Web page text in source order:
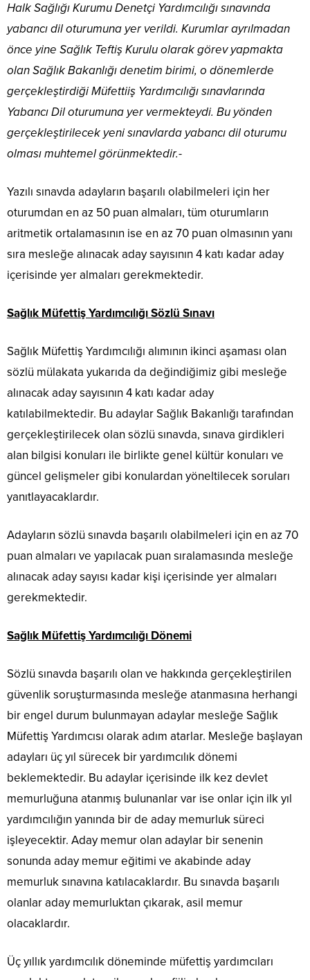
Halk Sağlığı Kurumu Denetçi Yardımcılığı sınavında
yabancı dil oturumuna yer verildi. Kurumlar ayrılmadan
önce yine Sağlık Teftiş Kurulu olarak görev yapmakta
olan Sağlık Bakanlığı denetim birimi, o dönemlerde
gerçekleştirdiği Müfettiiş Yardımcılığı sınavlarında
Yabancı Dil oturumuna yer vermekteydi. Bu yönden
gerçekleştirilecek yeni sınavlarda yabancı dil oturumu
olması muhtemel görünmektedir.-
Yazılı sınavda adayların başarılı olabilmeleri için her
oturumdan en az 50 puan almaları, tüm oturumların
aritmetik ortalamasının ise en az 70 puan olmasının yanı
sıra mesleğe alınacak aday sayısının 4 katı kadar aday
içerisinde yer almaları gerekmektedir.
Sağlık Müfettiş Yardımcılığı Sözlü Sınavı
Sağlık Müfettiş Yardımcılığı alımının ikinci aşaması olan
sözlü mülakata yukarıda da değindiğimiz gibi mesleğe
alınacak aday sayısının 4 katı kadar aday
katılabilmektedir. Bu adaylar Sağlık Bakanlığı tarafından
gerçekleştirilecek olan sözlü sınavda, sınava girdikleri
alan bilgisi konuları ile birlikte genel kültür konuları ve
güncel gelişmeler gibi konulardan yöneltilecek soruları
yanıtlayacaklardır.
Adayların sözlü sınavda başarılı olabilmeleri için en az 70
puan almaları ve yapılacak puan sıralamasında mesleğe
alınacak aday sayısı kadar kişi içerisinde yer almaları
gerekmektedir.
Sağlık Müfettiş Yardımcılığı Dönemi
Sözlü sınavda başarılı olan ve hakkında gerçekleştirilen
güvenlik soruşturmasında mesleğe atanmasına herhangi
bir engel durum bulunmayan adaylar mesleğe Sağlık
Müfettiş Yardımcısı olarak adım atarlar. Mesleğe başlayan
adayları üç yıl sürecek bir yardımcılık dönemi
beklemektedir. Bu adaylar içerisinde ilk kez devlet
memurluğuna atanmış bulunanlar var ise onlar için ilk yıl
yardımcılığın yanında bir de aday memurluk süreci
işleyecektir. Aday memur olan adaylar bir senenin
sonunda aday memur eğitimi ve akabinde aday
memurluk sınavına katılacaklardır. Bu sınavda başarılı
olanlar aday memurluktan çıkarak, asil memur
olacaklardır.
Üç yıllık yardımcılık döneminde müfettiş yardımcıları